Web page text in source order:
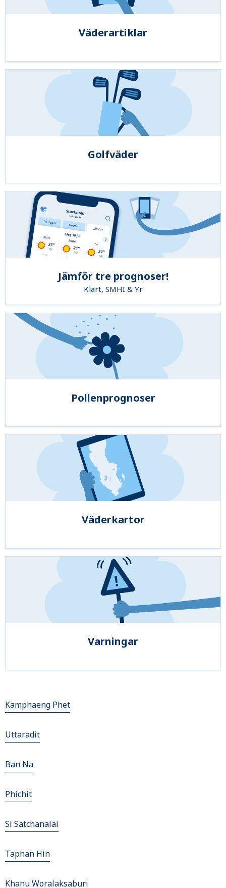
Väderartiklar
Golfväder
Jämför tre prognoser!
Klart, SMHI & Yr
Pollenprognoser
Väderkartor
Varningar
Kamphaeng Phet
Uttaradit
Ban Na
Phichit
Si Satchanalai
Taphan Hin
Khanu Woralaksaburi